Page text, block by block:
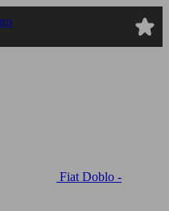
Fiat Doblo -